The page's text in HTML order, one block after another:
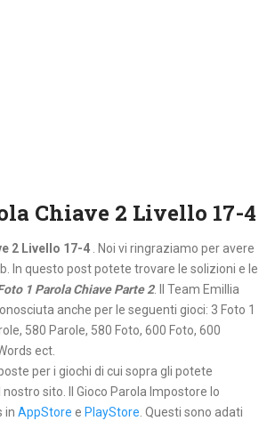
Chiave 2 Livello 17-4
2 Livello 17-4 . Noi vi ringraziamo per avere
In questo post potete trovare le solizioni e le
1 Parola Chiave Parte 2. Il Team Emillia
anche per le seguenti gioci: 3 Foto 1
580 Parole, 580 Foto, 600 Foto, 600
ect.
per i giochi di cui sopra gli potete
sito. Il Gioco Parola Impostore lo
in AppStore e PlayStore. Questi sono adati